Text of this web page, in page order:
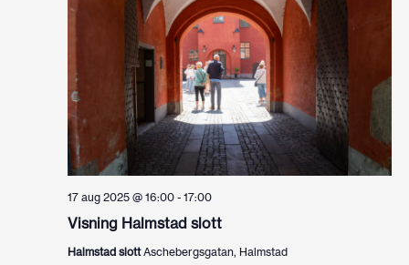
Visning Halmstad slott
17 aug 2025 @ 16:00- 17:00
Halmstad slottAschebergsgatan, Halmstad